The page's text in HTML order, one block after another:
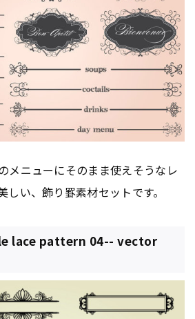
メニューにそのまま使えそうなレ
しい、飾り罫素材セットです。
lace pattern 04-- vector